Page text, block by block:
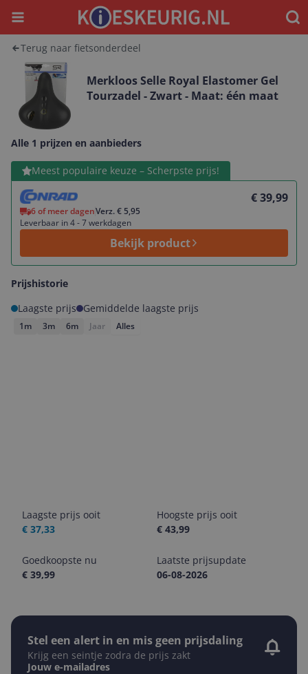
Menu
Terug naar fietsonderdeel
Merkloos Selle Royal Elastomer Gel
Tourzadel - Zwart - Maat: één maat
Alle 1 prijzen en aanbieders
Meest populaire keuze – Scherpste prijs!
€ 39,99
6 of meer dagenVerz. € 5,95
Leverbaar in 4 - 7 werkdagen
Bekijk product
Bekijk product
Prijshistorie
Laagste prijs
Gemiddelde laagste prijs
1m 3m 6m Jaar Alles
Laagste prijs ooit
€ 37,33
Hoogste prijs ooit
€ 43,99
Goedkoopste nu
€ 39,99
Laatste prijsupdate
06-08-2026
Stel een alert in en mis geen prijsdaling
Krijg een seintje zodra de prijs zakt
Jouw e-mailadres